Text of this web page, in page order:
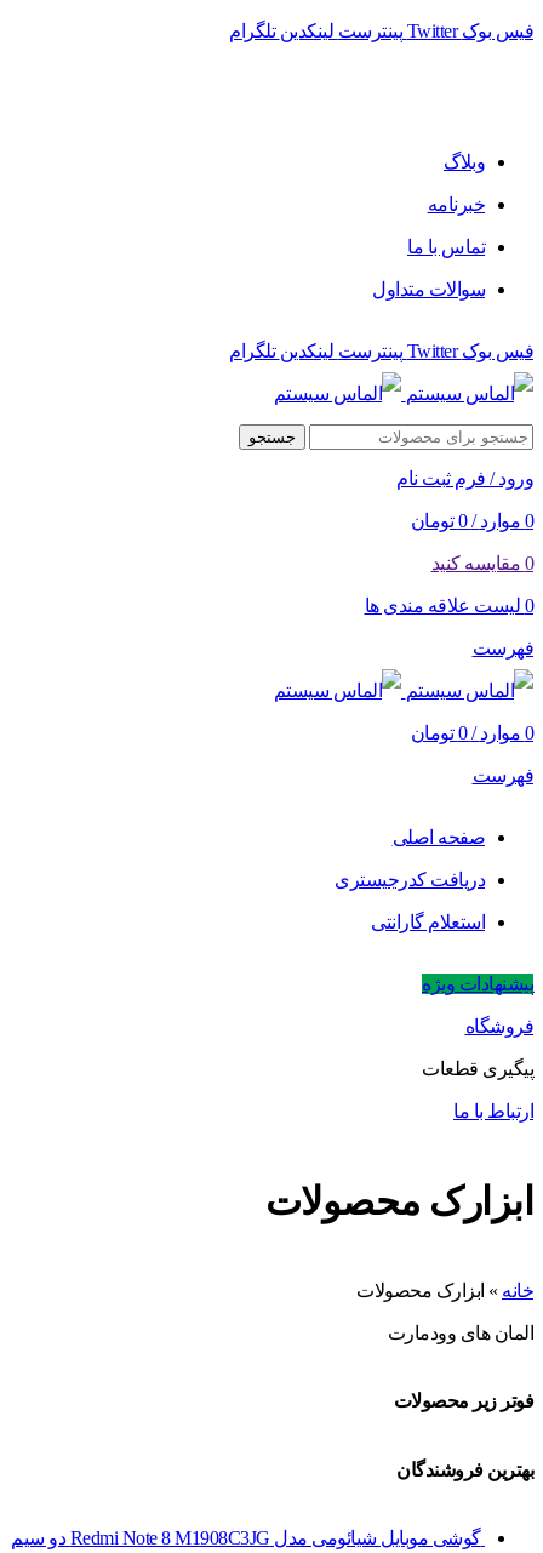
فیس بوک Twitter پینترست لینکدین تلگرام
وبلاگ
خبرنامه
تماس با ما
سوالات متداول
فیس بوک Twitter پینترست لینکدین تلگرام
جستجو
ورود / فرم ثبت نام
0 موارد /
0 تومان
0 مقایسه کنید
0 لیست علاقه مندی ها
فهرست
0 موارد /
0 تومان
فهرست
صفحه اصلی
دریافت کدرجیستری
استعلام گارانتی
پیشنهادات ویژه
فروشگاه
پیگیری قطعات
ارتباط با ما
ابزارک محصولات
خانه » ابزارک محصولات
المان های وودمارت
فوتر زیر محصولات
بهترین فروشندگان
گوشی موبایل شیائومی مدل Redmi Note 8 M1908C3JG دو سیم‌